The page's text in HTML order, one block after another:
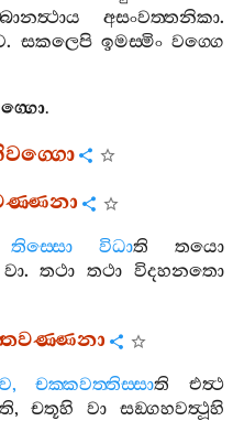
අසංවත‍්තනිකා.
. සකලෙපි ඉමස‍්මිං වග‍්ගෙ
.
තිස‍්සො විධාති
තයො
වා.තථා තථා විදහනතො
,චක‍්කවත‍්තිස‍්සාති
එත්‍ථ
,චතූහි වා
සඞ‍්ගහවත්‍ථූහි